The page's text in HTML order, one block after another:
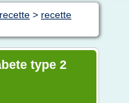
> recette
type 2